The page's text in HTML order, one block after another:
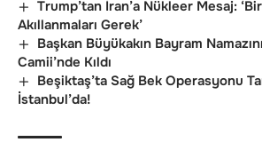
Trump’tan İran’a Nükleer Mesaj:
Akıllanmaları Gerek’
Başkan Büyükakın Bayram
Camii’nde Kıldı
Beşiktaş’ta Sağ Bek Operasyonu
İstanbul’da!